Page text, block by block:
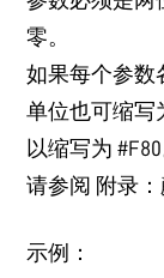
零。
如果每个参数
单位也可缩写
以缩写为 #F80
请参阅 附录：
示例：